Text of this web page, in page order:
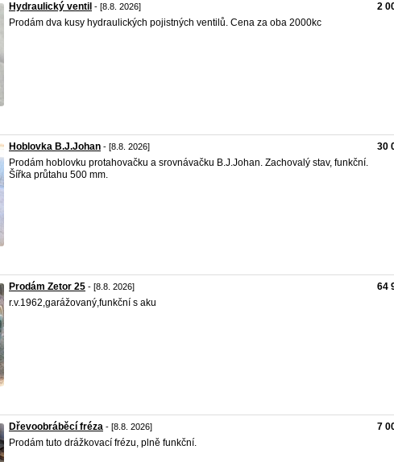
Hydraulický ventil - [8.8. 2026]
Prodám dva kusy hydraulických pojistných ventilů. Cena za oba 2000kc
2
Hoblovka B.J.Johan - [8.8. 2026]
Prodám hoblovku protahovačku a srovnávačku B.J.Johan. Zachovalý stav, funkční.
Šířka průtahu 500 mm.
30
Prodám Zetor 25 - [8.8. 2026]
r.v.1962,garážovaný,funkční s aku
64
Dřevoobráběcí fréza - [8.8. 2026]
Prodám tuto drážkovací frézu, plně funkční.
7